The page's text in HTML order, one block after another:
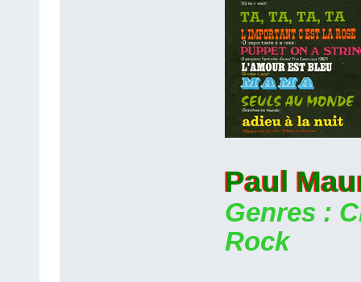
Paul
Genres :
Rock